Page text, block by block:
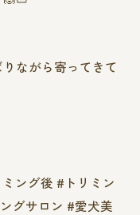
ながら寄ってきて
ング後 #トリミン
グサロン #愛犬美